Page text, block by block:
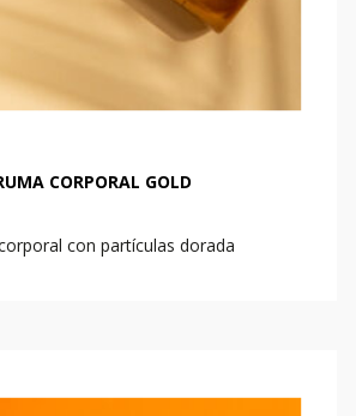
CORPORAL GOLD
con partículas dorada